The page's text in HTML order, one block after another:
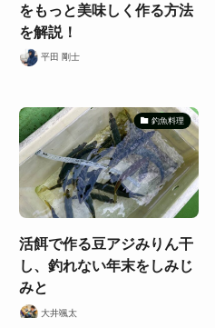
をもっと美味しく作る方法
を解説！
平田 剛士
釣魚料理
活餌で作る豆アジみりん干
し、釣れない年末をしみじ
みと
大井颯太